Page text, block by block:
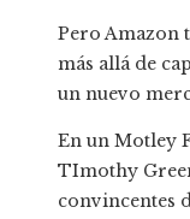
Pero Amazon
más allá de
un nuevo
En un Motley
TImothy
convincentes